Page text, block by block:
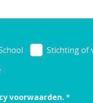
Stichting of
voorwaarden.*